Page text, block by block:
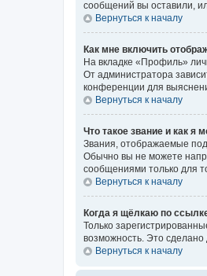
сообщений вы оставили,
Вернуться к началу
Как мне включить
На вкладке «Профиль»
От администратора
конференции для
Вернуться к началу
Что такое звание и как я
Звания, отображаемые
Обычно вы не можете
сообщениями только для
Вернуться к началу
Когда я щёлкаю по
Только
возможность. Это сделано
Вернуться к началу